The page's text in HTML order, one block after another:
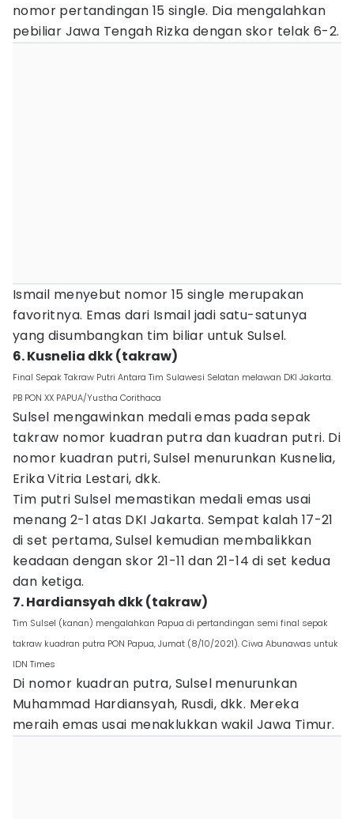
nomor pertandingan 15 single. Dia mengalahkan
pebiliar Jawa Tengah Rizka dengan skor telak 6-2.
Ismail menyebut nomor 15 single merupakan
favoritnya. Emas dari Ismail jadi satu-satunya
yang disumbangkan tim biliar untuk Sulsel.
6. Kusnelia dkk (takraw)
Final Sepak Takraw Putri Antara Tim Sulawesi Selatan melawan DKI Jakarta.
PB PON XX PAPUA/Yustha Corithaca
Sulsel mengawinkan medali emas pada sepak
takraw nomor kuadran putra dan kuadran putri. Di
nomor kuadran putri, Sulsel menurunkan Kusnelia,
Erika Vitria Lestari, dkk.
Tim putri Sulsel memastikan medali emas usai
menang 2-1 atas DKI Jakarta. Sempat kalah 17-21
di set pertama, Sulsel kemudian membalikkan
keadaan dengan skor 21-11 dan 21-14 di set kedua
dan ketiga.
7. Hardiansyah dkk (takraw)
Tim Sulsel (kanan) mengalahkan Papua di pertandingan semi final sepak
takraw kuadran putra PON Papua, Jumat (8/10/2021). Ciwa Abunawas untuk
IDN Times
Di nomor kuadran putra, Sulsel menurunkan
Muhammad Hardiansyah, Rusdi, dkk. Mereka
meraih emas usai menaklukkan wakil Jawa Timur.